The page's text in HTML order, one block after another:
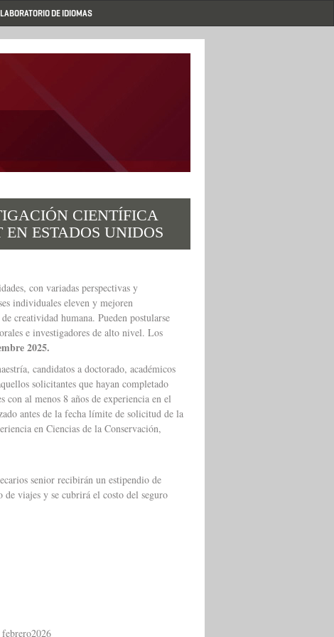
LABORATORIO DE IDIOMAS
CIENTÍFICA
ESTADOS UNIDOS
con variadas perspectivas y
individuales eleven y mejoren
creatividad humana. Pueden postularse
e investigadores de alto nivel. Los
2025.
candidatos a doctorado, académicos
solicitantes que hayan completado
con al menos 8 años de experiencia en el
antes de la fecha límite de solicitud de la
en Ciencias de la Conservación,
senior recibirán un estipendio de
viajes y se cubrirá el costo del seguro